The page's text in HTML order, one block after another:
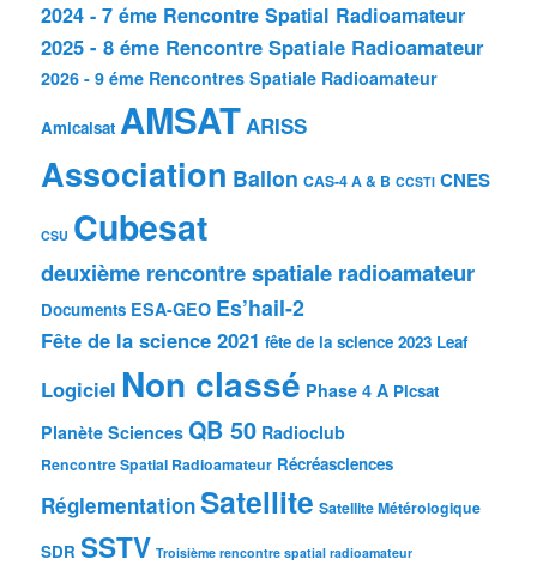
2024 - 7 éme Rencontre Spatial Radioamateur
2025 - 8 éme Rencontre Spatiale Radioamateur
2026 - 9 éme Rencontres Spatiale Radioamateur
Amicalsat AMSATARISS
Association Ballon CAS-4 A & B CCSTI CNES
CSU Cubesat
deuxième rencontre spatiale radioamateur
Documents ESA-GEO Es’hail-2
Fête de la science 2021 fête de la science 2023 Leaf
Logiciel Non classé Phase 4 A Picsat
Planète Sciences QB 50 Radioclub
Rencontre Spatial Radioamateur Récréasciences
RéglementationSatellite Satellite Métérologique
SDR SSTV Troisième rencontre spatial radioamateur